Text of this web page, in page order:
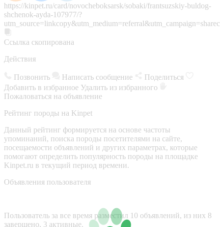
https://kinpet.ru/card/novocheboksarsk/sobaki/frantsuzskiy-buldog-
shchenok-ayda-107977/?
Ссылка скопирована
Действия
Позвонить Написать сообщение
Поделиться
Добавить в избранное Удалить из избранного
Пожаловаться на объявление
Рейтинг породы на Kinpet
Данный рейтинг формируется на основе частоты
упоминаний, поиска породы посетителями на сайте,
посещаемости объявлений и других параметрах, которые
помогают определить популярность породы на площадке
Kinpet.ru в текущий период времени.
Объявления пользователя
Пользователь за все время разместил 10 объявлений, из них 8
завершено, 3 активные.